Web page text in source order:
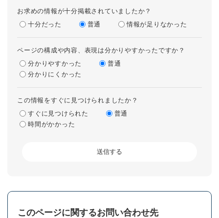
お求めの情報が十分掲載されていましたか？
十分だった
普通 情報が足りなかった
ページの構成や内容、表現は分かりやすかったですか？
分かりやすかった
普通
分かりにくかった
この情報をすぐに見つけられましたか？
すぐに見つけられた
普通
時間がかかった
このページに関するお問い合わせ先